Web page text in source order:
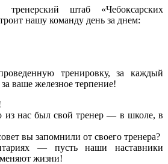
тренерский штаб «Чебоксарских
нашу команду день за днем:
тренировку, за каждый
ваше железное терпение!
из нас был свой тренер — в школе, в
вы запомнили от своего тренера?
— пусть наши наставники
меняют жизни!